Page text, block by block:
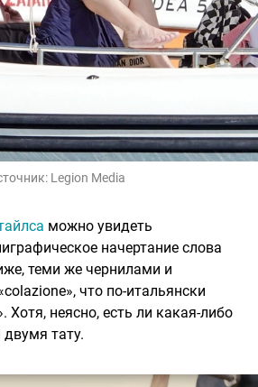
Legion Media
можно увидеть
начертание слова
теми же чернилами и
что по-итальянски
Хотя, неясно, есть ли какая-либо
тату.